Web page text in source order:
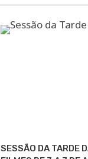
SESSÃO DA TARDE